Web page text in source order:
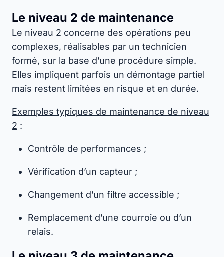
Le niveau 2 de maintenance
Le niveau 2 concerne des opérations peu
complexes, réalisables par un technicien
formé, sur la base d’une procédure simple.
Elles impliquent parfois un démontage partiel
mais restent limitées en risque et en durée.
Exemples typiques de maintenance de niveau
2 :
Contrôle de performances ;
Vérification d’un capteur ;
Changement d’un filtre accessible ;
Remplacement d’une courroie ou d’un
relais.